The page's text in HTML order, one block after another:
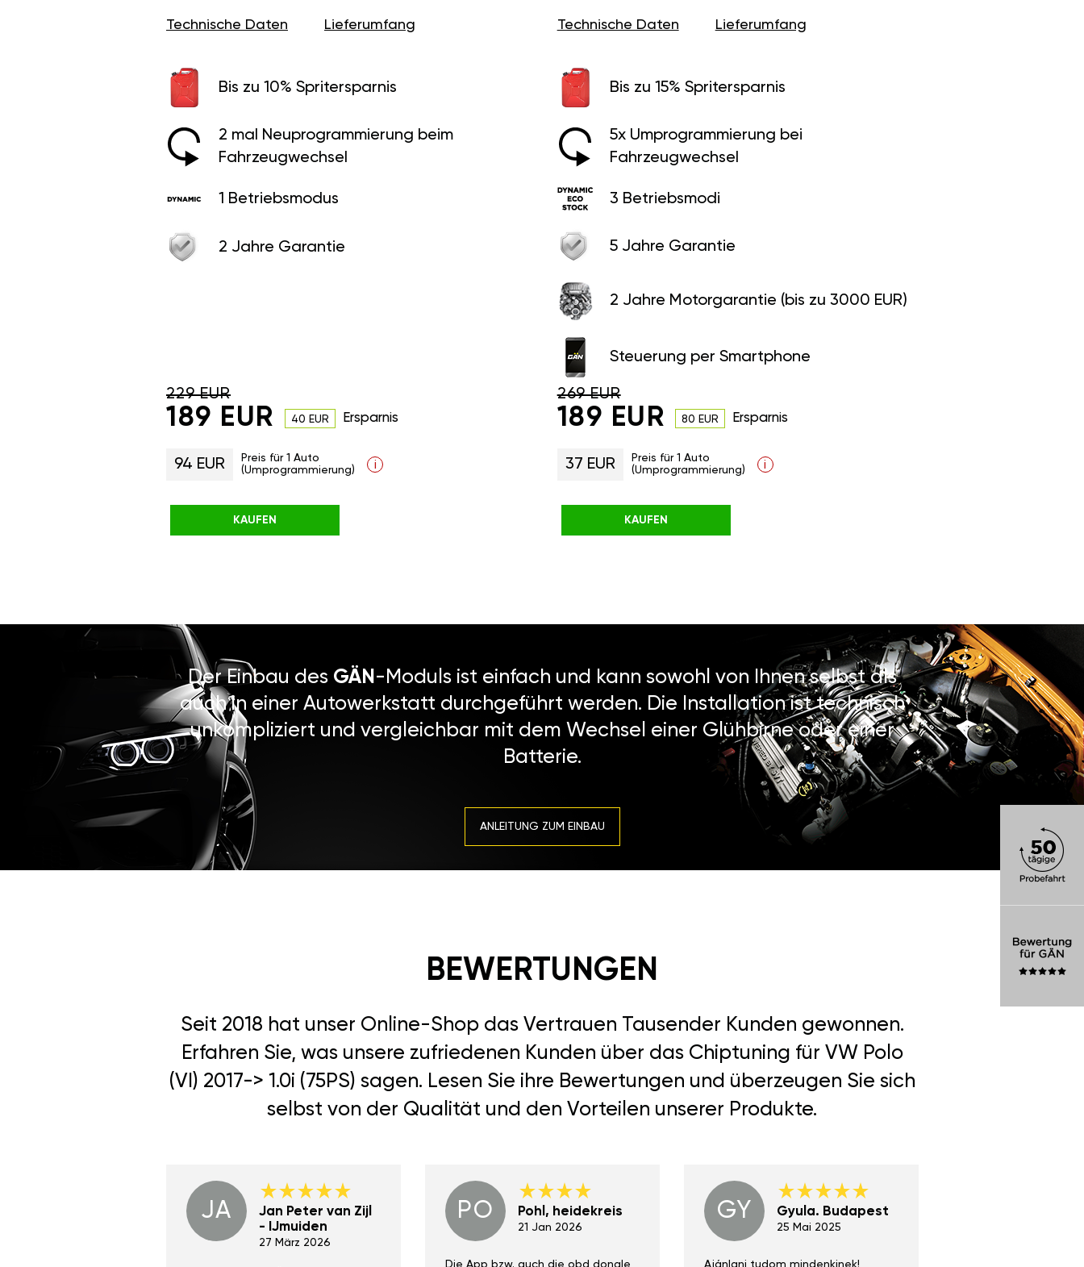
Technische Daten Lieferumfang
Bis zu 15% Spritersparnis
5x Umprogrammierung bei
Fahrzeugwechsel
3 Betriebsmodi
5 Jahre Garantie
2 Jahre Motorgarantie (bis zu 3000 EUR)
Steuerung per Smartphone
269 EUR
189 EUR 80 EUR Ersparnis
37 EUR
Preis für 1 Auto
(Umprogrammierung)
i
KAUFEN
Technische Daten Lieferumfang
Bis zu 10% Spritersparnis
2 mal Neuprogrammierung beim
Fahrzeugwechsel
1 Betriebsmodus
2 Jahre Garantie
229 EUR
189 EUR 40 EUR Ersparnis
94 EUR
Preis für 1 Auto
(Umprogrammierung)
i
KAUFEN
Der Einbau des GÄN-Moduls ist einfach und kann sowohl von Ihnen selbst als
auch in einer Autowerkstatt durchgeführt werden. Die Installation ist technisch
unkompliziert und vergleichbar mit dem Wechsel einer Glühbirne oder einer
Batterie.
ANLEITUNG ZUM EINBAU
BEWERTUNGEN
Seit 2018 hat unser Online-Shop das Vertrauen Tausender Kunden gewonnen.
Erfahren Sie, was unsere zufriedenen Kunden über das Chiptuning für VW Polo
(VI) 2017-> 1.0i (75PS) sagen. Lesen Sie ihre Bewertungen und überzeugen Sie sich
selbst von der Qualität und den Vorteilen unserer Produkte.
JA
Jan Peter van Zijl
- IJmuiden
27 März 2026
PO Pohl, heidekreis
21 Jan 2026
GY Gyula. Budapest
25 Mai 2025